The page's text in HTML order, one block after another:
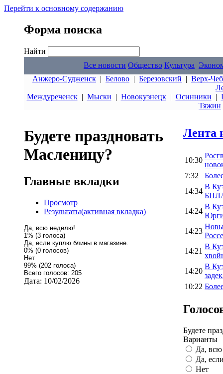
Перейти к основному содержанию
Форма поиска
Найти
Все новости Общество Культура
Анжеро-Судженск | Белово | Березовский | Верх-
Междуреченск| Мыски | Новокузнецк| Осинники |
Тяжин
Будете праздновать
Масленицу?
Главные вкладки
Просмотр
Результаты(активная вкладка)
Да, всю неделю!
1% (3 голоса)
Да, если куплю блины в магазине.
0% (0 голосов)
Нет
99% (202 голоса)
Всего голосов: 205
Дата: 10/02/2026
Лента
10:30
7:32
14:34
В
БПЛА
14:24
В
14:23
14:21
В
14:20
В
10:22
Будете
Варианты
Да,
Да,
Нет